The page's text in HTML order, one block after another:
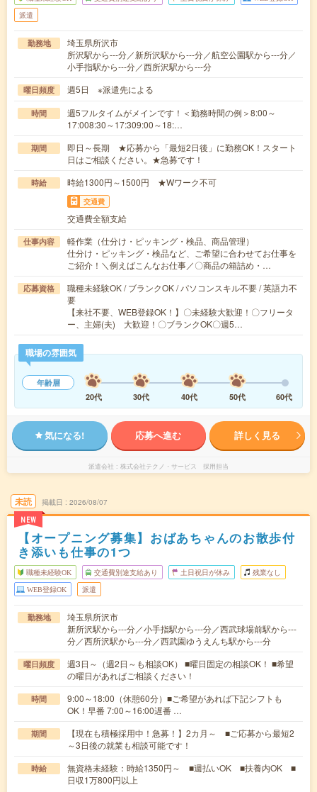
派遣
勤務地
埼玉県所沢市
所沢駅から---分／新所沢駅から---分／航空公園駅から---分／
小手指駅から---分／西所沢駅から---分
曜日頻度 週5日 ※派遣先による
時間
週5フルタイムがメインです！＜勤務時間の例＞8:00～
17:008:30～17:309:00～18:…
期間
即日～長期 ★応募から「最短2日後」に勤務OK！スタート
日はご相談ください。★急募です！
時給 時給1300円～1500円 ★Wワーク不可
交通費
交通費全額支給
仕事内容
軽作業（仕分け・ピッキング・検品、商品管理）
仕分け・ピッキング・検品など、ご希望に合わせてお仕事を
ご紹介！＼例えばこんなお仕事／〇商品の箱詰め・…
応募資格
職種未経験OK / ブランクOK / パソコンスキル不要 / 英語力不
要
【来社不要、WEB登録OK！】〇未経験大歓迎！〇フリータ
ー、主婦(夫) 大歓迎！〇ブランクOK〇週5…
職場の雰囲気
年齢層
20代
30代 40代 50代 60代
気になる! 応募へ進む 詳しく見る
派遣会社 株式会社テクノ・サービス 採用担当
未読
NEW
掲載日 2026/08/07
【オープニング募集】おばあちゃんのお散歩付
き添いも仕事の1つ
職種未経験OK 交通費別途支給あり 土日祝日が休み 残業なし
WEB登録OK 派遣
勤務地
埼玉県所沢市
新所沢駅から---分／小手指駅から---分／西武球場前駅から---
分／西所沢駅から---分／西武園ゆうえんち駅から---分
曜日頻度
週3日～（週2日～も相談OK） ■曜日固定の相談OK！ ■希望
の曜日があればご相談ください！
時間
9:00～18:00（休憩60分）■ご希望があれば下記シフトも
OK！早番 7:00～16:00遅番 …
期間
【現在も積極採用中！急募！】2カ月～ ■ご応募から最短2
～3日後の就業も相談可能です！
時給
無資格未経験：時給1350円～ ■週払いOK ■扶養内OK ■
日収1万800円以上